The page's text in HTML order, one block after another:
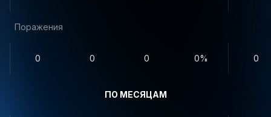
Поражения
0 0 0 0% 0
ПО МЕСЯЦАМ